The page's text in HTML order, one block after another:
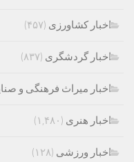
اخبار کشاورزی (۴۵۷)
اخبار گردشگری (۸۳۷)
اخبار میراث فرهنگی و
اخبار هنری (۱,۴۸۰)
اخبار ورزشی (۱۲۸)